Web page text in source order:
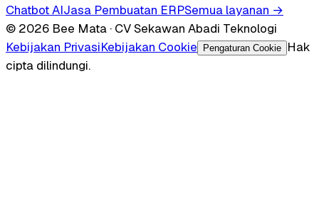
Chatbot AIJasa Pembuatan ERPSemua layanan →
© 2026 Bee Mata · CV Sekawan Abadi Teknologi
Kebijakan PrivasiKebijakan Cookie Pengaturan Cookie
Hak
cipta dilindungi.